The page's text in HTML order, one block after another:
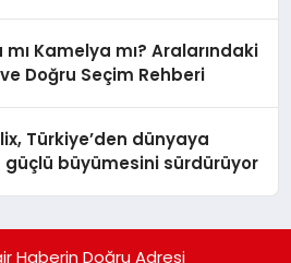
mı Kamelya mı? Aralarındaki
Doğru Seçim Rehberi
Türkiye’den dünyaya
güçlü büyümesini sürdürüyor
Haberin Doğru Adresi